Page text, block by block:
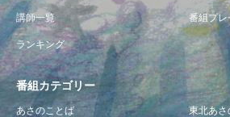
講師一覧 番組プレ
ランキング
番組カテゴリー
あさのことば 東北あさ